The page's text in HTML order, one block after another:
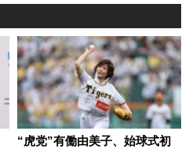
“虎党”有働由美子、始球式初